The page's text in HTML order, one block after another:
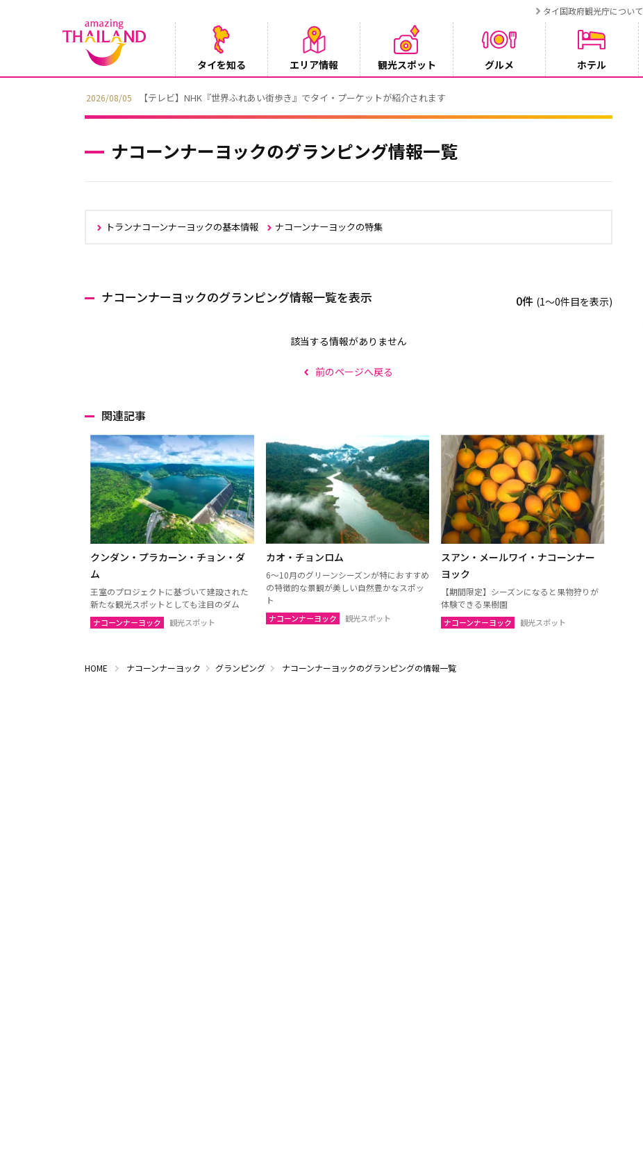
タイ国政府観光庁について
タイを知る エリア情報 観光スポット グルメ ホテル
2026/08/05 【テレビ】NHK『世界ふれあい街歩き』でタイ・プーケットが紹介されます
ナコーンナーヨックのグランピング情報一覧
トランナコーンナーヨックの基本情報 ナコーンナーヨックの特集
ナコーンナーヨックのグランピング情報一覧を表示 0件 (1〜0件目を表示)
該当する情報がありません
前のページへ戻る
関連記事
クンダン・プラカーン・チョン・ダ
ム
王室のプロジェクトに基づいて建設された
新たな観光スポットとしても注目のダム
ナコーンナーヨック 観光スポット
カオ・チョンロム
6～10月のグリーンシーズンが特におすすめ
の特徴的な景観が美しい自然豊かなスポッ
ト
ナコーンナーヨック 観光スポット
スアン・メールワイ・ナコーンナー
ヨック
【期間限定】シーズンになると果物狩りが
体験できる果樹園
ナコーンナーヨック 観光スポット
HOME ナコーンナーヨック グランピング ナコーンナーヨックのグランピングの情報一覧